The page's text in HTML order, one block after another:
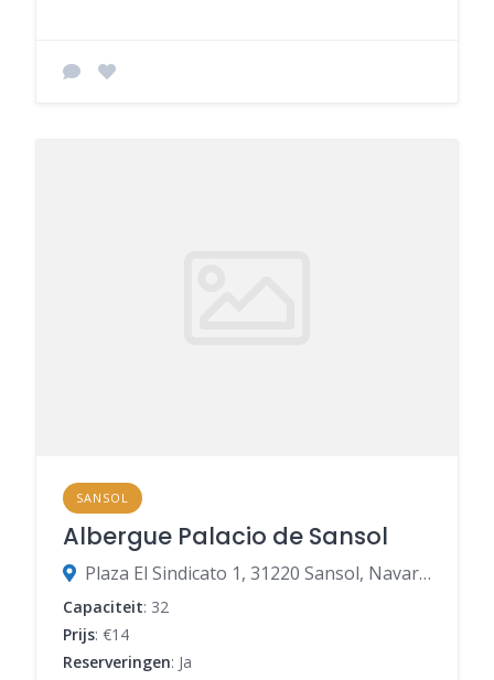
SANSOL
Albergue Palacio de Sansol
Plaza El Sindicato 1, 31220 Sansol, Navarra, Spanje
Capaciteit: 32
Prijs: €14
Reserveringen: Ja